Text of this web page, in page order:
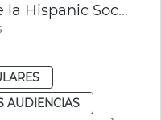
Las obras de Sorolla de la Hispanic Society llegan este año a València
AUDIENCIAS